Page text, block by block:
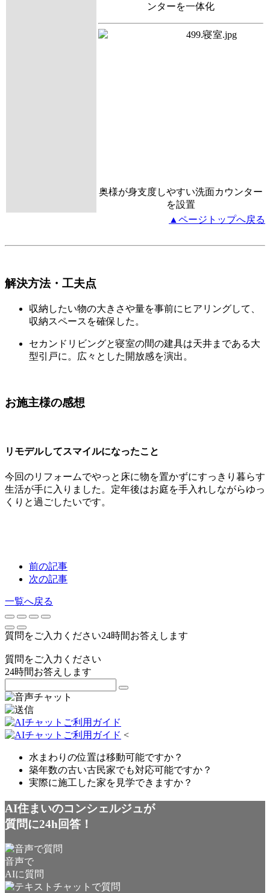
ンターを一体化
奥様が身支度しやすい洗面カウンター
を設置
▲ページトップへ戻る
解決方法・工夫点
収納したい物の大きさや量を事前にヒアリングして、
収納スペースを確保した。
セカンドリビングと寝室の間の建具は天井まである大
型引戸に。広々とした開放感を演出。
お施主様の感想
リモデルしてスマイルになったこと
今回のリフォームでやっと床に物を置かずにすっきり暮らす
生活が手に入りました。定年後はお庭を手入れしながらゆっ
くりと過ごしたいです。
前の記事
次の記事
一覧へ戻る
質問をご入力ください24時間お答えします
質問をご入力ください
24時間お答えします
<
水まわりの位置は移動可能ですか？
築年数の古い古民家でも対応可能ですか？
実際に施工した家を見学できますか？
AI住まいのコンシェルジュが
質問に24h回答！
音声で
AIに質問